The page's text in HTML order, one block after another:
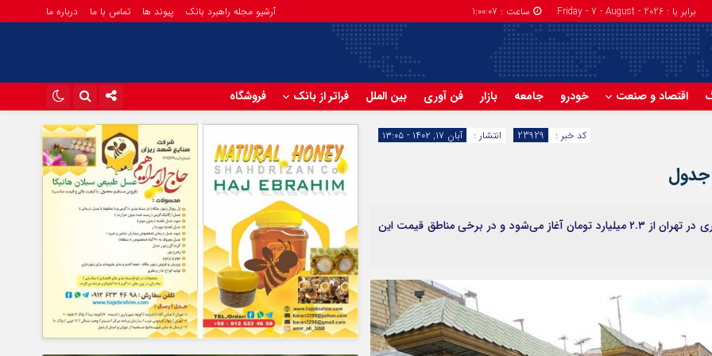
برابر با : Friday - 7 - August - 2026 ساعت : 1:00:08 آرشیو مجله راهبرد بانک پیوند ها تماس با ما درباره ما
اقتصاد و صنعت خودرو جامعه بازار فن آوری بین الملل فراتر از بانک فروشگاه
اینستاگرام
تلگرام
آپارات
انتشار : آبان ۱۷, ۱۴۰۲ - ۱۳:۰۵ کد خبر : 23929
بررسی بازار مسکن نشان می‌دهد قیمت خانه‌های ۷۰ متری در تهران از ۲.۳ میلیارد تومان آغاز می‌شود و در برخی مناطق قیمت این